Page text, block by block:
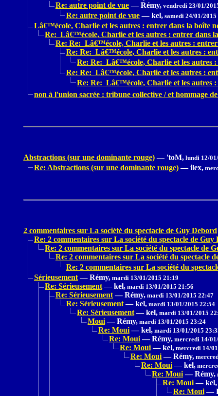
Re: autre point de vue — Rémy, vendredi 23/01/
Re: autre point de vue — kel, samedi 24/01/2015
Lâ€™école, Charlie et les autres : entrer dans la boîte
Re: Lâ€™école, Charlie et les autres : entrer dans la
Re: Re: Lâ€™école, Charlie et les autres : entrer
Re: Re: Lâ€™école, Charlie et les autres :
Re: Re: Lâ€™école, Charlie et les autres :
Re: Re: Lâ€™école, Charlie et les autres :
Re: Re: Lâ€™école, Charlie et les autres :
non à l'union sacrée : tribune collective / et hommage
Abstractions (sur une dominante rouge) — 'toM, lundi 12/
Re: Abstractions (sur une dominante rouge) — ilex,
2 commentaires sur La société du spectacle de Guy Debord
Re: 2 commentaires sur La société du spectacle de Guy
Re: 2 commentaires sur La société du spectacle de
Re: 2 commentaires sur La société du spectacle
Re: 2 commentaires sur La société du
Sérieusement — Rémy, mardi 13/01/2015 21:19
Re: Sérieusement — kel, mardi 13/01/2015 21:56
Re: Sérieusement — Rémy, mardi 13/01/2015 22:47
Re: Sérieusement — kel, mardi 13/01/2015 22:54
Re: Sérieusement — kel, mardi 13/01/2015
Moui — Rémy, mardi 13/01/2015 23:24
Re: Moui — kel, mardi 13/01/2015
Re: Moui — Rémy, mercredi 14/
Re: Moui — kel, mercredi 14/
Re: Moui — Rémy,
Re: Moui — kel,
Re: Moui — Rémy,
Re: Moui — kel,
Re: Moui —